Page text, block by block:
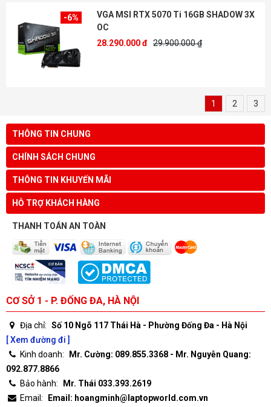
-6%
VGA MSI RTX 5070 Ti 16GB SHADOW 3X
OC
28.290.000 đ 29.900.000 ₫
1 2 3
THÔNG TIN CHUNG
CHÍNH SÁCH CHUNG
THÔNG TIN KHUYẾN MÃI
HỖ TRỢ KHÁCH HÀNG
THANH TOÁN AN TOÀN
CƠ SỞ 1 - P. ĐỐNG ĐA, HÀ NỘI
Địa chỉ: Số 10 Ngõ 117 Thái Hà - Phường Đống Đa - Hà Nội
[ Xem đường đi ]
Kinh doanh:
Mr. Cường: 089.855.3368 - Mr. Nguyễn Quang:
092.877.8866
Bảo hành:
Mr. Thái 033.393.2619
Email:
Email: hoangminh@laptopworld.com.vn